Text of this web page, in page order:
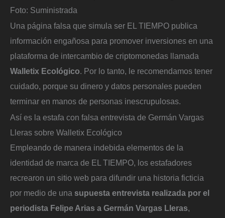
Foto: Suministrada
Una página falsa que simula ser EL TIEMPO publica
información engañosa para promover inversiones en una
plataforma de intercambio de criptomonedas llamada
Walletix Ecológico. Por lo tanto, le recomendamos tener
cuidado, porque su dinero y datos personales pueden
terminar en manos de personas inescrupulosas.
Así es la estafa con falsa entrevista de Germán Vargas
Lleras sobre Walletix Ecológico
Empleando de manera indebida elementos de la
identidad de marca de EL TIEMPO, los estafadores
recrearon un sitio web para difundir una historia ficticia
por medio de una supuesta entrevista realizada por el
periodista Felipe Arias a Germán Vargas Lleras,